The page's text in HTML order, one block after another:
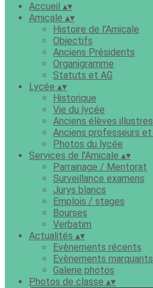
Accueil ▴▾
Amicale ▴▾
Histoire de l'Amicale
Objectifs
Anciens Présidents
Organigramme
Statuts et AG
Lycée ▴▾
Historique
Vie du lycée
Anciens élèves illustres
Anciens professeurs
Photos du lycée
Services de l'Amicale ▴▾
Parrainage / Mentorat
Surveillance examens
Jurys blancs
Emplois / stages
Bourses
Verbatim
Actualités ▴▾
Evènements récents
Evènements marquants
Galerie photos
Photos de classe ▴▾